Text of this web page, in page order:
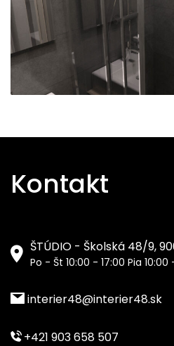
Kontakt
ŠTÚDIO - Školská 48/9,
Po - Št 10:00 - 17:00 Pia 10:00
interier48@interier48.sk
+421 903 658 507